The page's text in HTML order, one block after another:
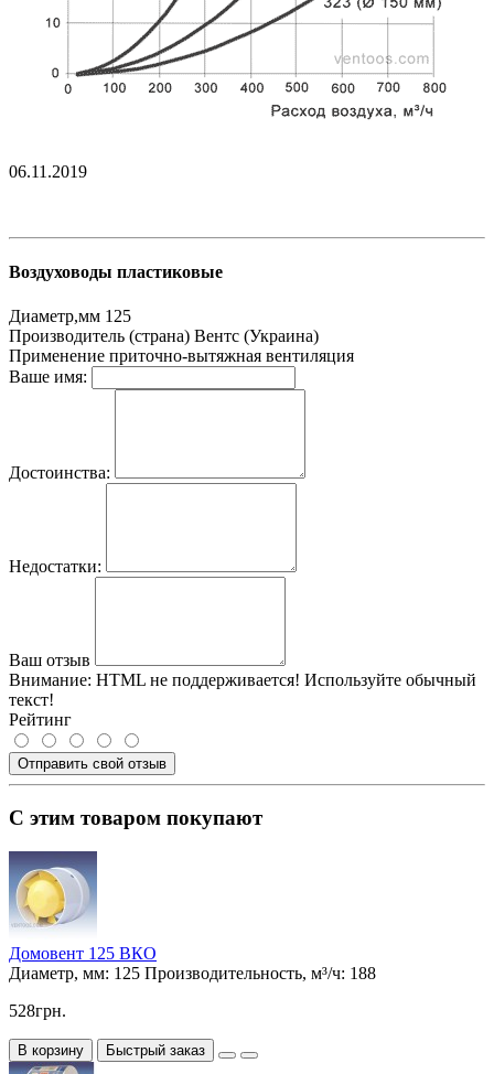
06.11.2019
Воздуховоды пластиковые
Диаметр,мм 125
Производитель (страна) Вентс (Украина)
Применение приточно-вытяжная вентиляция
Ваше имя:
Достоинства:
Недостатки:
Ваш отзыв
Внимание: HTML не поддерживается! Используйте обычный
текст!
Рейтинг
Отправить свой отзыв
С этим товаром покупают
Домовент 125 ВКО
Диаметр, мм: 125 Производительность, м³/ч: 188
528грн.
В корзину Быстрый заказ